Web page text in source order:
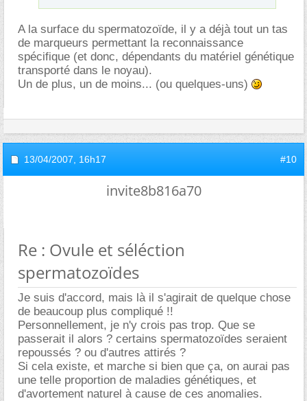
A la surface du spermatozoïde, il y a déjà tout un tas
de marqueurs permettant la reconnaissance
spécifique (et donc, dépendants du matériel génétique
transporté dans le noyau).
Un de plus, un de moins... (ou quelques-uns)
13/04/2007, 16h17 #10
invite8b816a70
Re : Ovule et séléction
spermatozoïdes
Je suis d'accord, mais là il s'agirait de quelque chose
de beaucoup plus compliqué !!
Personnellement, je n'y crois pas trop. Que se
passerait il alors ? certains spermatozoïdes seraient
repoussés ? ou d'autres attirés ?
Si cela existe, et marche si bien que ça, on aurai pas
une telle proportion de maladies génétiques, et
d'avortement naturel à cause de ces anomalies.